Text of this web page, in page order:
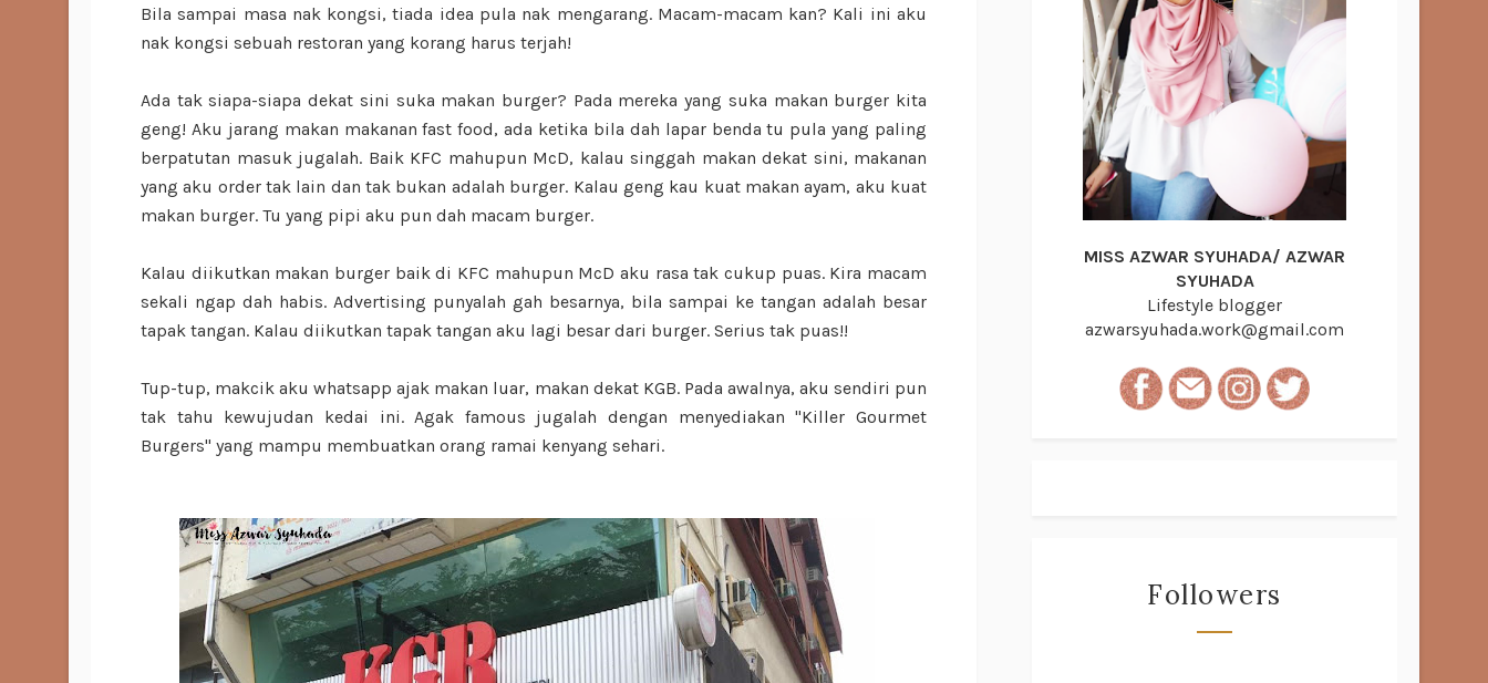
Bila sampai masa nak kongsi, tiada idea pula nak mengarang. Macam-macam kan? Kali ini aku
nak kongsi sebuah restoran yang korang harus terjah!
Ada tak siapa-siapa dekat sini suka makan burger? Pada mereka yang suka makan burger kita
geng! Aku jarang makan makanan fast food, ada ketika bila dah lapar benda tu pula yang paling
berpatutan masuk jugalah. Baik KFC mahupun McD, kalau singgah makan dekat sini, makanan
yang aku order tak lain dan tak bukan adalah burger. Kalau geng kau kuat makan ayam, aku kuat
makan burger. Tu yang pipi aku pun dah macam burger.
Kalau diikutkan makan burger baik di KFC mahupun McD aku rasa tak cukup puas. Kira macam
sekali ngap dah habis. Advertising punyalah gah besarnya, bila sampai ke tangan adalah besar
tapak tangan. Kalau diikutkan tapak tangan aku lagi besar dari burger. Serius tak puas!!
Tup-tup, makcik aku whatsapp ajak makan luar, makan dekat KGB. Pada awalnya, aku sendiri pun
tak tahu kewujudan kedai ini. Agak famous jugalah dengan menyediakan "Killer Gourmet
Burgers" yang mampu membuatkan orang ramai kenyang sehari.
MISS AZWAR SYUHADA/ AZWAR
SYUHADA
Lifestyle blogger
azwarsyuhada.work@gmail.com
Followers